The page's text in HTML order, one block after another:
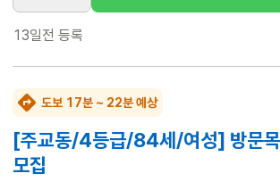
13일전 등록
도보 17분 ~ 22분 예상
[주교동/4등급/84세/여성] 방문
모집